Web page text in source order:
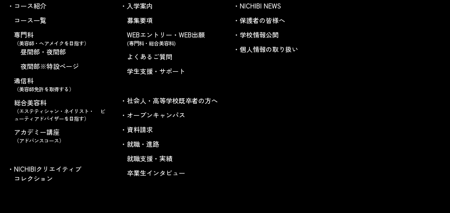
コース紹介
コース一覧
専門科
（美容師・ヘアメイクを目指す）
昼間部・夜間部
夜間部※特設ページ
通信科
（美容師免許を取得する）
総合美容科
（エステティシャン・ネイリスト・ ビ
ューティアドバイザーを目指す）
アカデミー講座
（アドバンスコース）
NICHIBIクリエイティブ
コレクション
入学案内
募集要項
WEBエントリー・WEB出願
(専門科・総合美容科)
よくあるご質問
学生支援・サポート
社会人・高等学校既卒者の方へ
オープンキャンパス
資料請求
就職・進路
就職支援・実績
卒業生インタビュー
NICHIBI NEWS
保護者の皆様へ
学校情報公開
個人情報の取り扱い